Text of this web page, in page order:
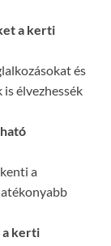
a kerti
és
élvezhessék
a
a kerti